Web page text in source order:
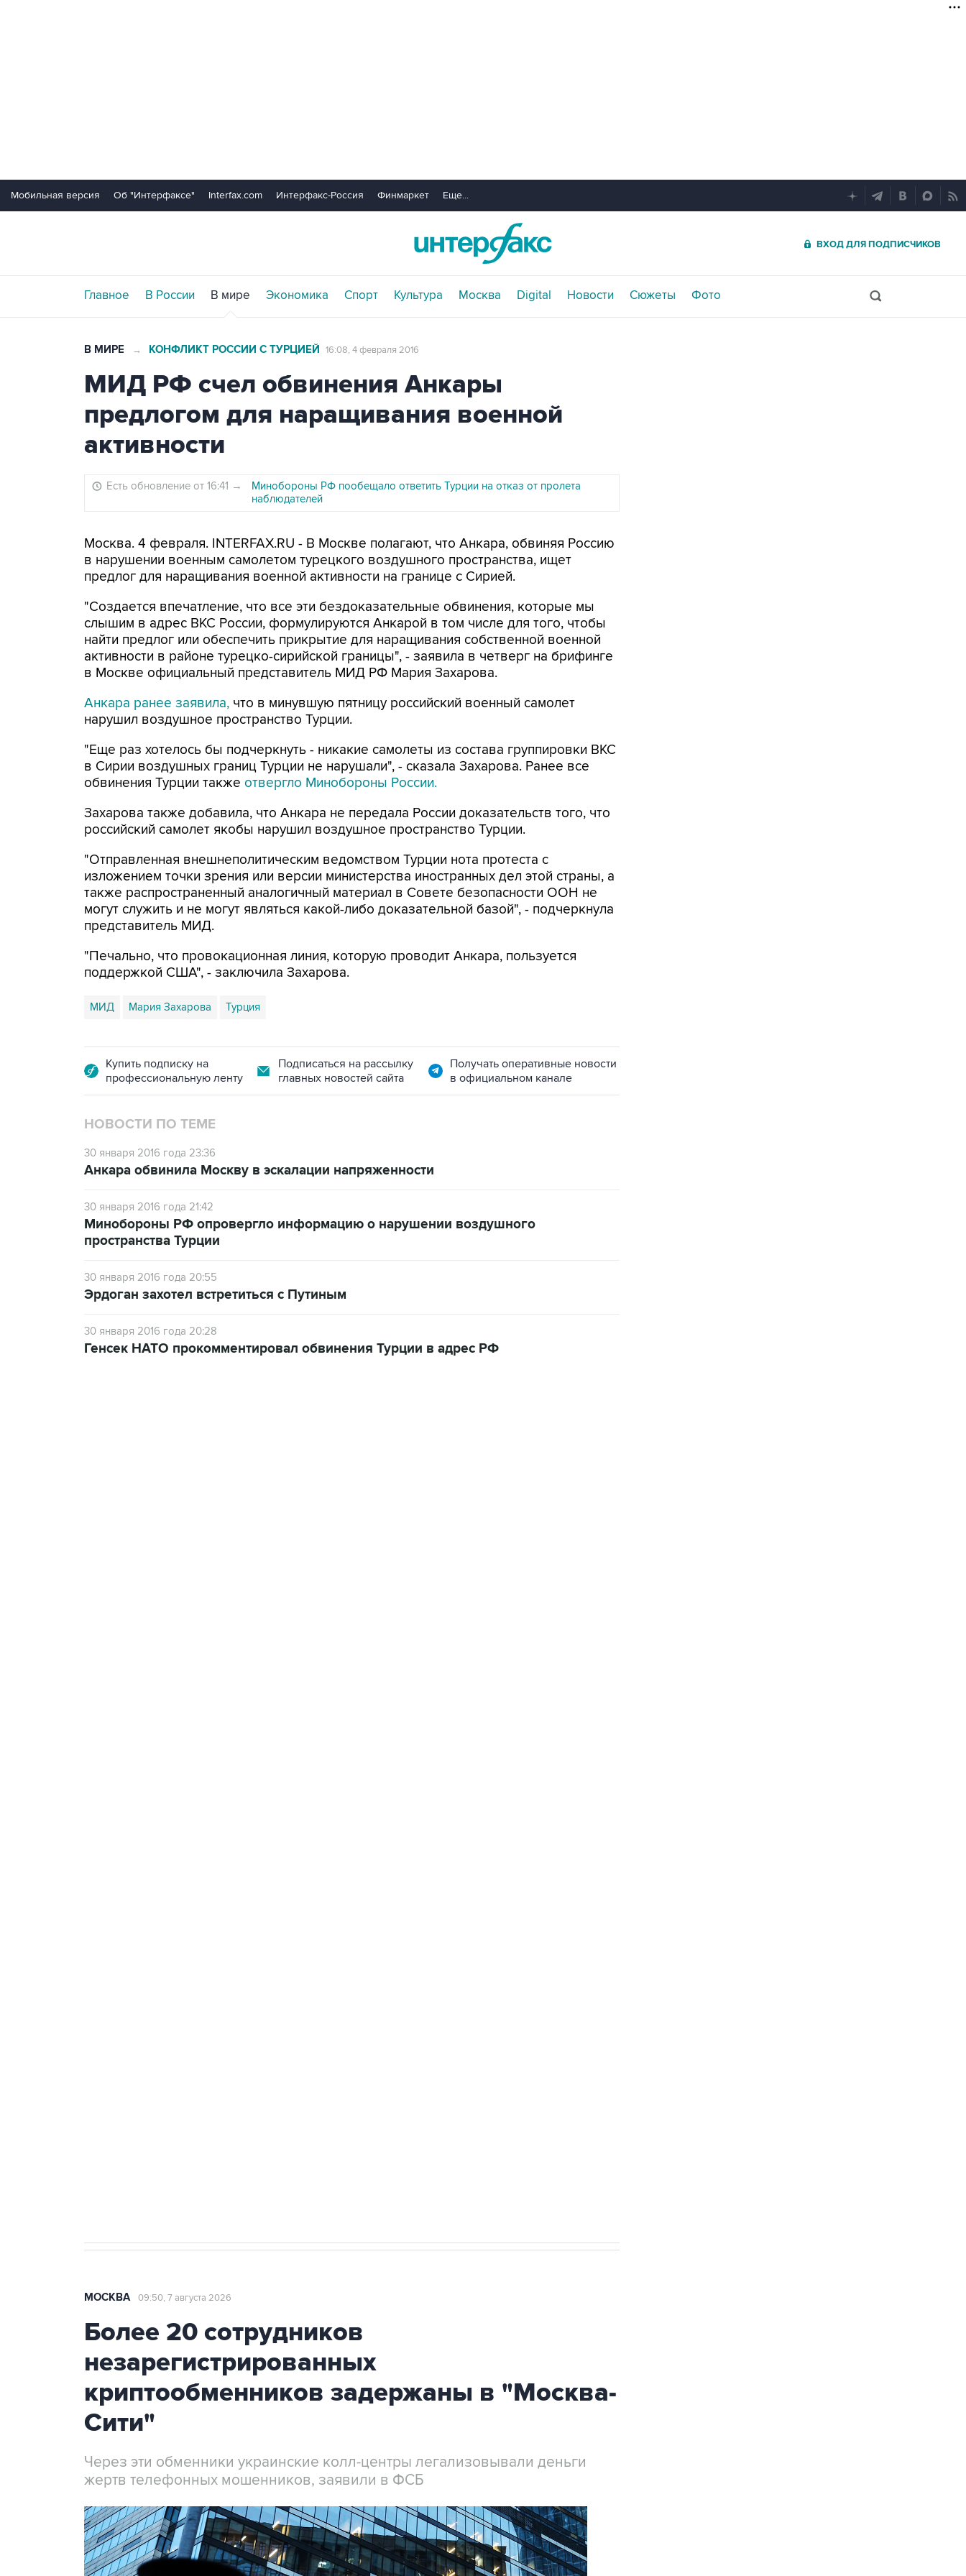
Мобильная версия Об "Интерфаксе" Interfax.com Интерфакс-Россия Финмаркет Еще...
ВХОД ДЛЯ ПОДПИСЧИКОВ
Главное В России В мире Экономика Спорт Культура Москва Digital Новости Сюжеты Фото
В МИРЕ → КОНФЛИКТ РОССИИ С ТУРЦИЕЙ 16:08, 4 февраля 2016
МИД РФ счел обвинения Анкары
предлогом для наращивания военной
активности
Есть обновление от 16:41 →
Минобороны РФ пообещало ответить Турции на отказ от пролета
наблюдателей
Москва. 4 февраля. INTERFAX.RU - В Москве полагают, что Анкара, обвиняя Россию
в нарушении военным самолетом турецкого воздушного пространства, ищет
предлог для наращивания военной активности на границе с Сирией.
"Создается впечатление, что все эти бездоказательные обвинения, которые мы
слышим в адрес ВКС России, формулируются Анкарой в том числе для того, чтобы
найти предлог или обеспечить прикрытие для наращивания собственной военной
активности в районе турецко-сирийской границы", - заявила в четверг на брифинге
в Москве официальный представитель МИД РФ Мария Захарова.
Анкара ранее заявила, что в минувшую пятницу российский военный самолет
нарушил воздушное пространство Турции.
"Еще раз хотелось бы подчеркнуть - никакие самолеты из состава группировки ВКС
в Сирии воздушных границ Турции не нарушали", - сказала Захарова. Ранее все
обвинения Турции также отвергло Минобороны России.
Захарова также добавила, что Анкара не передала России доказательств того, что
российский самолет якобы нарушил воздушное пространство Турции.
"Отправленная внешнеполитическим ведомством Турции нота протеста с
изложением точки зрения или версии министерства иностранных дел этой страны, а
также распространенный аналогичный материал в Совете безопасности ООН не
могут служить и не могут являться какой-либо доказательной базой", - подчеркнула
представитель МИД.
"Печально, что провокационная линия, которую проводит Анкара, пользуется
поддержкой США", - заключила Захарова.
МИД Мария Захарова Турция
Купить подписку на
профессиональную ленту
Подписаться на рассылку
главных новостей сайта
Получать оперативные новости
в официальном канале
НОВОСТИ ПО ТЕМЕ
30 января 2016 года 23:36
Анкара обвинила Москву в эскалации напряженности
30 января 2016 года 21:42
Минобороны РФ опровергло информацию о нарушении воздушного
пространства Турции
30 января 2016 года 20:55
Эрдоган захотел встретиться с Путиным
30 января 2016 года 20:28
Генсек НАТО прокомментировал обвинения Турции в адрес РФ
МОСКВА 09:50, 7 августа 2026
Более 20 сотрудников
незарегистрированных
криптообменников задержаны в "Москва-
Сити"
Через эти обменники украинские колл-центры легализовывали деньги
жертв телефонных мошенников, заявили в ФСБ